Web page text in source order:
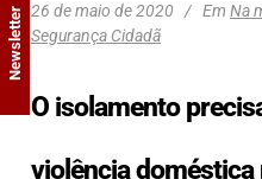
26 de maio de 2020 Em Na
Segurança Cidadã
O isolamento
violência doméstica
Newsletter